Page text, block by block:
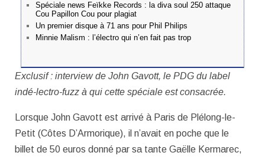
Spéciale news Feïkke Records : la diva soul 250 attaque
Cou Papillon Cou pour plagiat
Un premier disque à 71 ans pour Phil Philips
Minnie Malism : l’électro qui n’en fait pas trop
Exclusif : interview de John Gavott, le PDG du label
indé-lectro-fuzz à qui cette spéciale est consacrée.
Lorsque John Gavott est arrivé à Paris de Plélong-le-
Petit (Côtes D’Armorique), il n’avait en poche que le
billet de 50 euros donné par sa tante Gaëlle Kermarec,